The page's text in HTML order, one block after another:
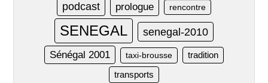
podcast prologue rencontre
SENEGAL senegal-2010
Sénégal 2001 taxi-brousse tradition
transports